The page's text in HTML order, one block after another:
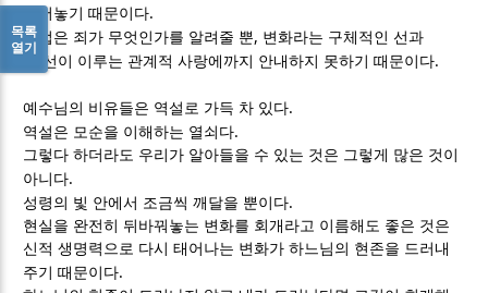
묶어놓기 때문이다.
율법은 죄가 무엇인가를 알려줄 뿐, 변화라는 구체적인 선과
그 선이 이루는 관계적 사랑에까지 안내하지 못하기 때문이다.
예수님의 비유들은 역설로 가득 차 있다.
역설은 모순을 이해하는 열쇠다.
그렇다 하더라도 우리가 알아들을 수 있는 것은 그렇게 많은 것이
아니다.
성령의 빛 안에서 조금씩 깨달을 뿐이다.
현실을 완전히 뒤바꿔놓는 변화를 회개라고 이름해도 좋은 것은
신적 생명력으로 다시 태어나는 변화가 하느님의 현존을 드러내
주기 때문이다.
목록
열기